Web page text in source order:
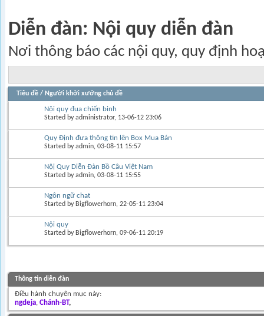
Diễn đàn: Nội quy diễn đàn
Nơi thông báo các nội quy, quy định
Tiêu đề / Người khởi xướng chủ đề
Nội quy đua chiến binh
Started byadministrator, 13-06-12 23:06
Quy Định đưa thông tin lên Box Mua Bán
Started byadmin, 03-08-11 15:57
Nộị Quy Diễn Đàn Bồ Câu Việt Nam
Started byadmin, 03-08-11 15:55
Ngôn ngữ chat
Started by Bigflowerhorn, 22-05-11 23:04
Nội quy
Started by Bigflowerhorn, 09-06-11 20:19
Thông tin diễn đàn
Điều hành chuyên mục này:
ngdeja Chánh-BT